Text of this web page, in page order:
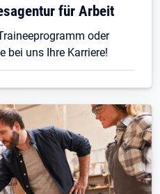
für Arbeit
oder
bei uns Ihre Karriere!